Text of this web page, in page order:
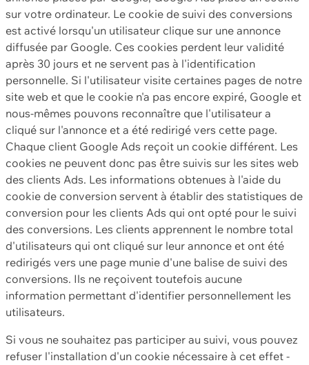
sur votre ordinateur. Le cookie de suivi des conversions
est activé lorsqu'un utilisateur clique sur une annonce
diffusée par Google. Ces cookies perdent leur validité
après 30 jours et ne servent pas à l'identification
personnelle. Si l'utilisateur visite certaines pages de notre
site web et que le cookie n'a pas encore expiré, Google et
nous-mêmes pouvons reconnaître que l'utilisateur a
cliqué sur l'annonce et a été redirigé vers cette page.
Chaque client Google Ads reçoit un cookie différent. Les
cookies ne peuvent donc pas être suivis sur les sites web
des clients Ads. Les informations obtenues à l'aide du
cookie de conversion servent à établir des statistiques de
conversion pour les clients Ads qui ont opté pour le suivi
des conversions. Les clients apprennent le nombre total
d'utilisateurs qui ont cliqué sur leur annonce et ont été
redirigés vers une page munie d'une balise de suivi des
conversions. Ils ne reçoivent toutefois aucune
information permettant d'identifier personnellement les
utilisateurs.
Si vous ne souhaitez pas participer au suivi, vous pouvez
refuser l'installation d'un cookie nécessaire à cet effet -